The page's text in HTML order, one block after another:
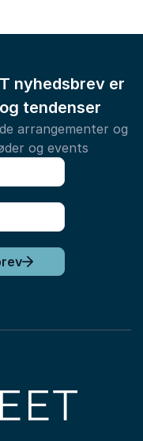
nyhedsbrev er
tendenser
arrangementer og
og events